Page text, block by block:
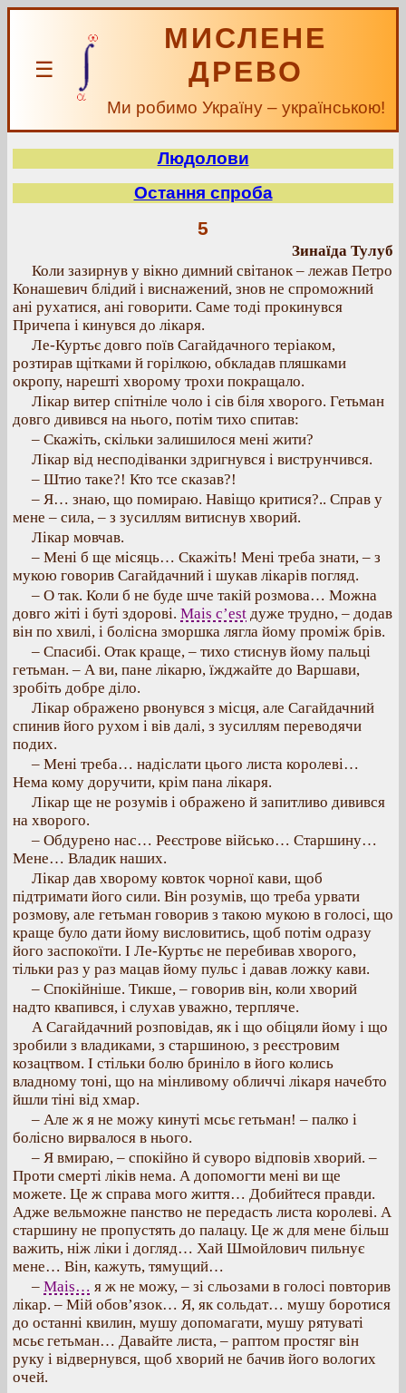
☰
МИСЛЕНЕ
ДРЕВО
Ми робимо Україну – українською!
Людолови
Остання спроба
5
Зинаїда Тулуб
Коли зазирнув у вікно димний світанок – лежав Петро
Конашевич блідий і виснажений, знов не спроможний
ані рухатися, ані говорити. Саме тоді прокинувся
Причепа і кинувся до лікаря.
Ле-Куртьє довго поїв Сагайдачного теріаком,
розтирав щітками й горілкою, обкладав пляшками
окропу, нарешті хворому трохи покращало.
Лікар витер спітніле чоло і сів біля хворого. Гетьман
довго дивився на нього, потім тихо спитав:
– Скажіть, скільки залишилося мені жити?
Лікар від несподіванки здригнувся і виструнчився.
– Штио таке?! Кто тсе сказав?!
– Я… знаю, що помираю. Навіщо критися?.. Справ у
мене – сила, – з зусиллям витиснув хворий.
Лікар мовчав.
– Мені б ще місяць… Скажіть! Мені треба знати, – з
мукою говорив Сагайдачний і шукав лікарів погляд.
– О так. Коли б не буде шче такій розмова… Можна
довго жіті і буті здорові. Mais c’est дуже трудно, – додав
він по хвилі, і болісна зморшка лягла йому проміж брів.
– Спасибі. Отак краще, – тихо стиснув йому пальці
гетьман. – А ви, пане лікарю, їжджайте до Варшави,
зробіть добре діло.
Лікар ображено рвонувся з місця, але Сагайдачний
спинив його рухом і вів далі, з зусиллям переводячи
подих.
– Мені треба… надіслати цього листа королеві…
Нема кому доручити, крім пана лікаря.
Лікар ще не розумів і ображено й запитливо дивився
на хворого.
– Обдурено нас… Реєстрове військо… Старшину…
Мене… Владик наших.
Лікар дав хворому ковток чорної кави, щоб
підтримати його сили. Він розумів, що треба урвати
розмову, але гетьман говорив з такою мукою в голосі, що
краще було дати йому висловитись, щоб потім одразу
його заспокоїти. І Ле-Куртьє не перебивав хворого,
тільки раз у раз мацав йому пульс і давав ложку кави.
– Спокійніше. Тикше, – говорив він, коли хворий
надто квапився, і слухав уважно, терпляче.
А Сагайдачний розповідав, як і що обіцяли йому і що
зробили з владиками, з старшиною, з реєстровим
козацтвом. І стільки болю бриніло в його колись
владному тоні, що на мінливому обличчі лікаря начебто
йшли тіні від хмар.
– Але ж я не можу кинуті мсьє гетьман! – палко і
болісно вирвалося в нього.
– Я вмираю, – спокійно й суворо відповів хворий. –
Проти смерті ліків нема. А допомогти мені ви ще
можете. Це ж справа мого життя… Добийтеся правди.
Адже вельможне панство не передасть листа королеві. А
старшину не пропустять до палацу. Це ж для мене більш
важить, ніж ліки і догляд… Хай Шмойлович пильнує
мене… Він, кажуть, тямущий…
– Mais… я ж не можу, – зі сльозами в голосі повторив
лікар. – Мій обов’язок… Я, як сольдат… мушу боротися
до останні квилин, мушу допомагати, мушу рятуваті
мсьє гетьман… Давайте листа, – раптом простяг він
руку і відвернувся, щоб хворий не бачив його вологих
очей.